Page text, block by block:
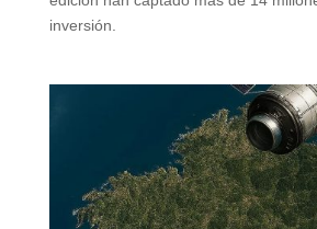
inversión.